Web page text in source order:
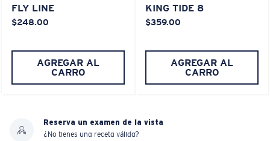
FLY LINE
$248.00
AGREGAR AL
CARRO
KING TIDE 8
$359.00
AGREGAR AL
CARRO
Reserva un examen de la vista
¿No tienes una receta válida?